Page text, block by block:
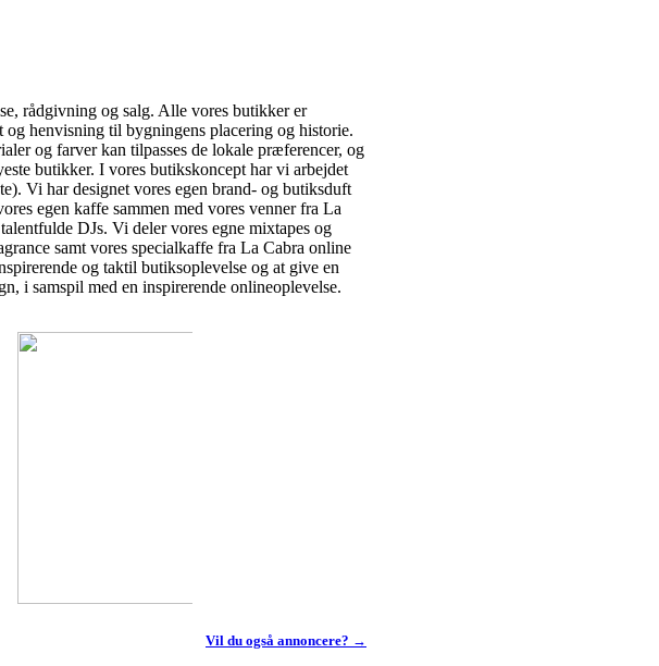
rådgivning og salg. Alle vores butikker er
og henvisning til bygningens placering og historie.
og farver kan tilpasses de lokale præferencer, og
butikker. I vores butikskoncept har vi arbejdet
Vi har designet vores egen brand- og butiksduft
egen kaffe sammen med vores venner fra La
DJs. Vi deler vores egne mixtapes og
samt vores specialkaffe fra La Cabra online
og taktil butiks­oplevelse og at give en
i samspil med en inspirerende onlineoplevelse.
Vil du også annoncere? →